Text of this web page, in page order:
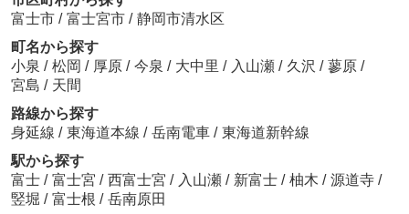
富士市 / 富士宮市 / 静岡市清水区
町名から探す
小泉 / 松岡 / 厚原 / 今泉 / 大中里 / 入山瀬 / 久沢 / 蓼原 /
宮島 / 天間
路線から探す
身延線 / 東海道本線 / 岳南電車 / 東海道新幹線
駅から探す
富士 / 富士宮 / 西富士宮 / 入山瀬 / 新富士 / 柚木 / 源道寺 /
竪堀 / 富士根 / 岳南原田